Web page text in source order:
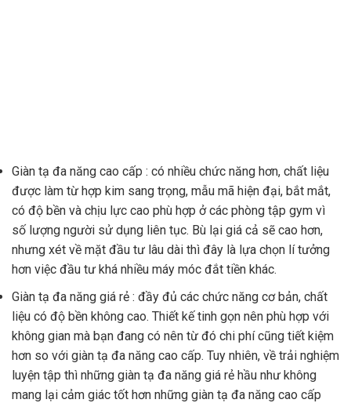
Giàn tạ đa năng cao cấp : có nhiều chức năng hơn, chất liệu
được làm từ hợp kim sang trọng, mẫu mã hiện đại, bắt mắt,
có độ bền và chịu lực cao phù hợp ở các phòng tập gym vì
số lượng người sử dụng liên tục. Bù lại giá cả sẽ cao hơn,
nhưng xét về mặt đầu tư lâu dài thì đây là lựa chọn lí tưởng
hơn việc đầu tư khá nhiều máy móc đắt tiền khác.
Giàn tạ đa năng giá rẻ : đầy đủ các chức năng cơ bản, chất
liệu có độ bền không cao. Thiết kế tinh gọn nên phù hợp với
không gian mà bạn đang có nên từ đó chi phí cũng tiết kiệm
hơn so với giàn tạ đa năng cao cấp. Tuy nhiên, về trải nghiệm
luyện tập thì những giàn tạ đa năng giá rẻ hầu như không
mang lại cảm giác tốt hơn những giàn tạ đa năng cao cấp